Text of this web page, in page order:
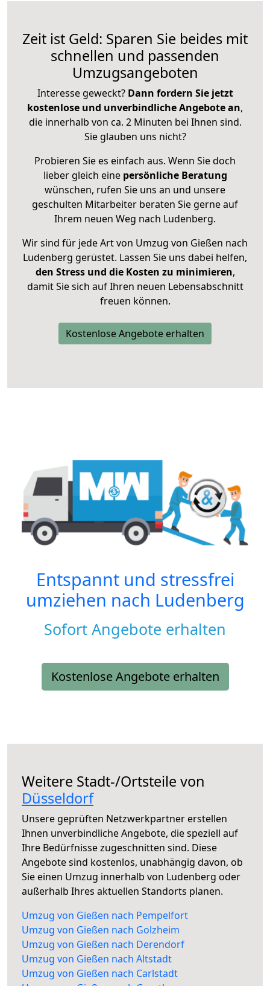
Zeit ist Geld: Sparen Sie beides mit
schnellen und passenden
Umzugsangeboten
Interesse geweckt? Dann fordern Sie jetzt
kostenlose und unverbindliche Angebote an,
die innerhalb von ca. 2 Minuten bei Ihnen sind.
Sie glauben uns nicht?
Probieren Sie es einfach aus. Wenn Sie doch
lieber gleich eine persönliche Beratung
wünschen, rufen Sie uns an und unsere
geschulten Mitarbeiter beraten Sie gerne auf
Ihrem neuen Weg nach Ludenberg.
Wir sind für jede Art von Umzug von Gießen nach
Ludenberg gerüstet. Lassen Sie uns dabei helfen,
den Stress und die Kosten zu minimieren,
damit Sie sich auf Ihren neuen Lebensabschnitt
freuen können.
Kostenlose Angebote erhalten
Entspannt und stressfrei
umziehen nach Ludenberg
Sofort Angebote erhalten
Kostenlose Angebote erhalten
Weitere Stadt-/Ortsteile von
Düsseldorf
Unsere geprüften Netzwerkpartner erstellen
Ihnen unverbindliche Angebote, die speziell auf
Ihre Bedürfnisse zugeschnitten sind. Diese
Angebote sind kostenlos, unabhängig davon, ob
Sie einen Umzug innerhalb von Ludenberg oder
außerhalb Ihres aktuellen Standorts planen.
Umzug von Gießen nach Pempelfort
Umzug von Gießen nach Golzheim
Umzug von Gießen nach Derendorf
Umzug von Gießen nach Altstadt
Umzug von Gießen nach Carlstadt